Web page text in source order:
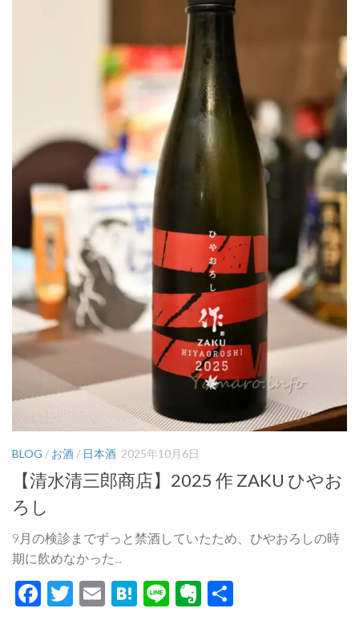
BLOG / お酒 / 日本酒 2025年10月6日
【清水清三郎商店】2025 作 ZAKU ひやお
ろし
9月の検診までずっと禁酒していたため、ひやおろしの時
期に飲めなかった...
Facebook
Twitter
EmailHatena
LineEvernote